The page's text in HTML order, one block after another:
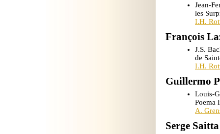
Jean-
les
I.H.
François
J.S.
de
I.H.
Guillermo
Louis-
Poema
A.
Serge Saitta